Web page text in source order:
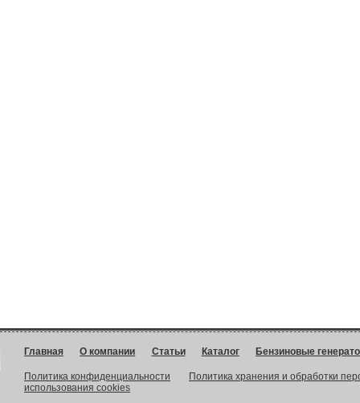
Главная О компании Статьи Каталог Бензиновые
Политика конфиденциальности
Политика хранения и обработки
использования cookies